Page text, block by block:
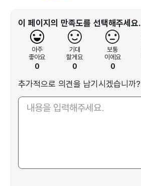
이 페이지의 만족도를 선택해주세요.
아주
좋아요
0
기대
할게요
0
보통
이에요
0
추가적으로 의견을 남기시겠습니까?